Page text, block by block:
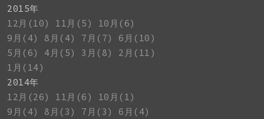
2015年
12月(10)
11月(5)
10月(6)
9月(4)
8月(4) 7月(7)
6月(10)
5月(6)
4月(5) 3月(8)
2月(11)
1月(14)
2014年
12月(26)
11月(6)
10月(1)
9月(4)
8月(3) 7月(3)
6月(4)